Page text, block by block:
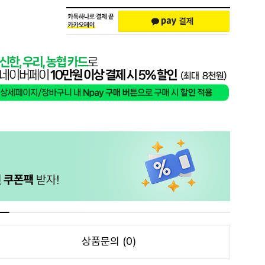
상품문의 (0)